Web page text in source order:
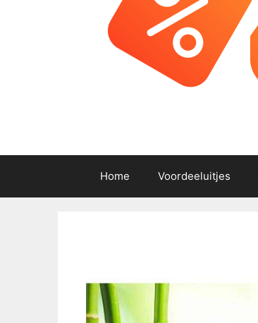
Home Voordeeluitjes